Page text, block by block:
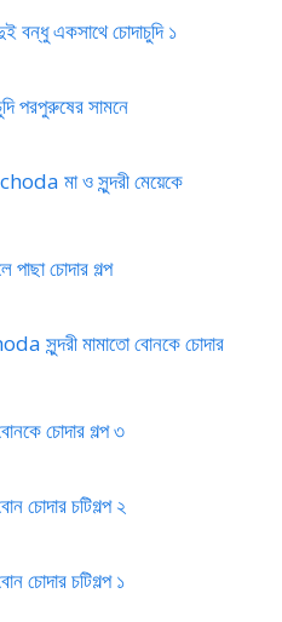
বন্ধু একসাথে চোদাচুদি ১
পরপুরুষের সামনে
মা ও সুন্দরী মেয়েকে
পাছা চোদার গল্প
সুন্দরী মামাতো বোনকে চোদার
চোদার গল্প ৩
চোদার চটিগল্প ২
চোদার চটিগল্প ১